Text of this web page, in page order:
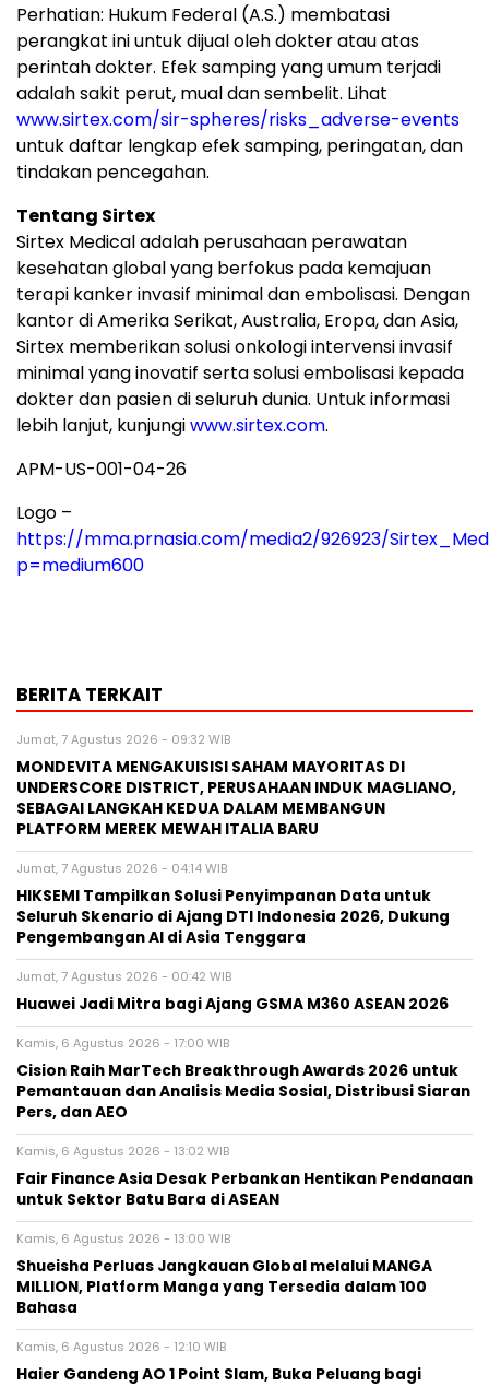
Perhatian: Hukum Federal (A.S.) membatasi
perangkat ini untuk dijual oleh dokter atau atas
perintah dokter. Efek samping yang umum terjadi
adalah sakit perut, mual dan sembelit. Lihat
www.sirtex.com/sir-spheres/risks_adverse-events
untuk daftar lengkap efek samping, peringatan, dan
tindakan pencegahan.
Tentang Sirtex
Sirtex Medical adalah perusahaan perawatan
kesehatan global yang berfokus pada kemajuan
terapi kanker invasif minimal dan embolisasi. Dengan
kantor di Amerika Serikat, Australia, Eropa, dan Asia,
Sirtex memberikan solusi onkologi intervensi invasif
minimal yang inovatif serta solusi embolisasi kepada
dokter dan pasien di seluruh dunia. Untuk informasi
lebih lanjut, kunjungiwww.sirtex.com.
APM-US-001-04-26
Logo –
https://mma.prnasia.com/media2/926923/
p=medium600
BERITA TERKAIT
Jumat, 7 Agustus 2026 - 09:32 WIB
MONDEVITA MENGAKUISISI SAHAM MAYORITAS DI
UNDERSCORE DISTRICT, PERUSAHAAN INDUK MAGLIANO,
SEBAGAI LANGKAH KEDUA DALAM MEMBANGUN
PLATFORM MEREK MEWAH ITALIA BARU
Jumat, 7 Agustus 2026 - 04:14 WIB
HIKSEMI Tampilkan Solusi Penyimpanan Data untuk
Seluruh Skenario di Ajang DTI Indonesia 2026, Dukung
Pengembangan AI di Asia Tenggara
Jumat, 7 Agustus 2026 - 00:42 WIB
Huawei Jadi Mitra bagi Ajang GSMA M360 ASEAN 2026
Kamis, 6 Agustus 2026 - 17:00 WIB
Cision Raih MarTech Breakthrough Awards 2026 untuk
Pemantauan dan Analisis Media Sosial, Distribusi Siaran
Pers, dan AEO
Kamis, 6 Agustus 2026 - 13:02 WIB
Fair Finance Asia Desak Perbankan Hentikan Pendanaan
untuk Sektor Batu Bara di ASEAN
Kamis, 6 Agustus 2026 - 13:00 WIB
Shueisha Perluas Jangkauan Global melalui MANGA
MILLION, Platform Manga yang Tersedia dalam 100
Bahasa
Kamis, 6 Agustus 2026 - 12:10 WIB
Haier Gandeng AO 1 Point Slam, Buka Peluang bagi